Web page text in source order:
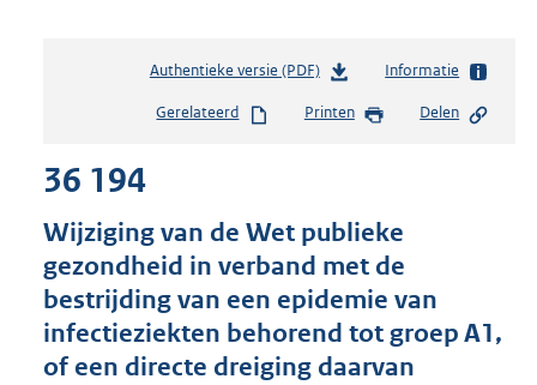
Authentieke versie (PDF)b
s
s
g
r
o
t
Informatie
Gerelateerd Printen Delen
36 194
Wijziging van de Wet publieke
gezondheid in verband met de
bestrijding van een epidemie van
infectieziekten behorend tot groep A1,
of een directe dreiging daarvan